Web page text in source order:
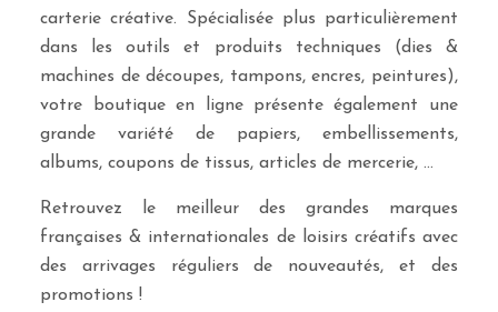
carterie créative. Spécialisée plus particulièrement
dans les outils et produits techniques (dies &
machines de découpes, tampons, encres, peintures),
votre boutique en ligne présente également une
grande variété de papiers, embellissements,
albums, coupons de tissus, articles de mercerie, …
Retrouvez le meilleur des grandes marques
françaises & internationales de loisirs créatifs avec
des arrivages réguliers de nouveautés, et des
promotions !